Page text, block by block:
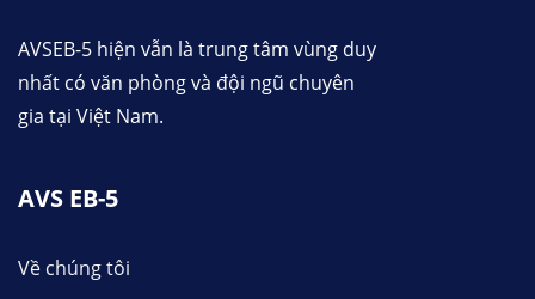
AVSEB-5 hiện vẫn là trung tâm vùng duy
nhất có văn phòng và đội ngũ chuyên
gia tại Việt Nam.
AVS EB-5
Về chúng tôi